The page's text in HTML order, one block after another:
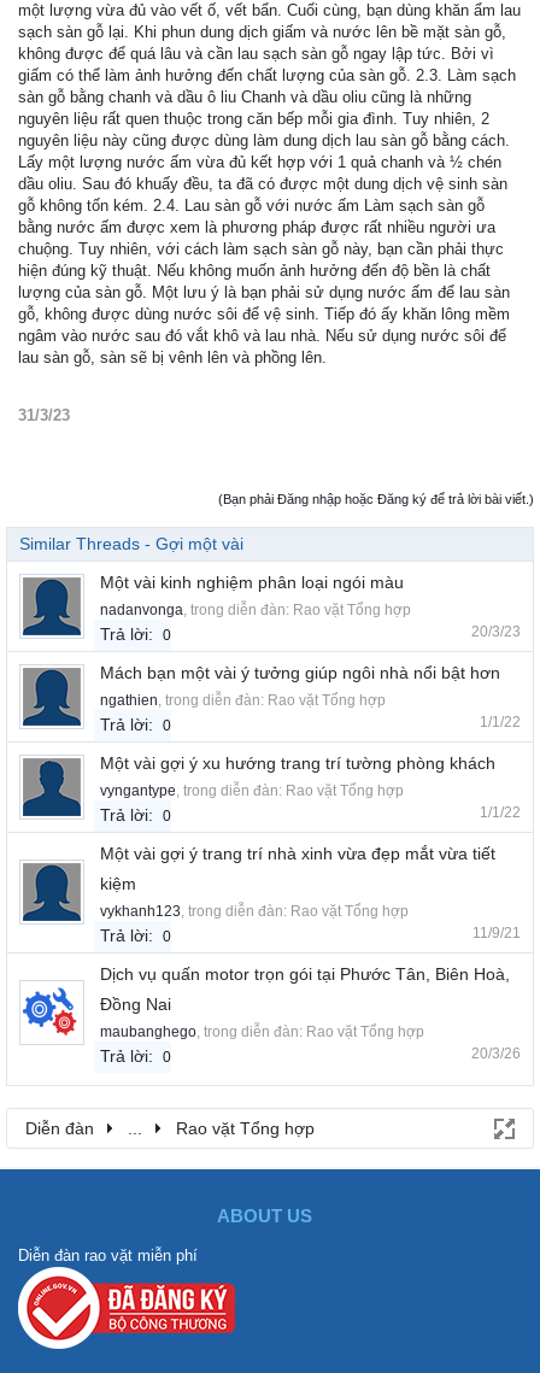
một lượng vừa đủ vào vết ố, vết bẩn. Cuối cùng, bạn dùng khăn ẩm lau
sạch sàn gỗ lại. Khi phun dung dịch giấm và nước lên bề mặt sàn gỗ,
không được để quá lâu và cần lau sạch sàn gỗ ngay lập tức. Bởi vì
giấm có thể làm ảnh hưởng đến chất lượng của sàn gỗ. 2.3. Làm sạch
sàn gỗ bằng chanh và dầu ô liu Chanh và dầu oliu cũng là những
nguyên liệu rất quen thuộc trong căn bếp mỗi gia đình. Tuy nhiên, 2
nguyên liệu này cũng được dùng làm dung dịch lau sàn gỗ bằng cách.
Lấy một lượng nước ấm vừa đủ kết hợp với 1 quả chanh và ½ chén
dầu oliu. Sau đó khuấy đều, ta đã có được một dung dịch vệ sinh sàn
gỗ không tốn kém. 2.4. Lau sàn gỗ với nước ấm Làm sạch sàn gỗ
bằng nước ấm được xem là phương pháp được rất nhiều người ưa
chuộng. Tuy nhiên, với cách làm sạch sàn gỗ này, bạn cần phải thực
hiện đúng kỹ thuật. Nếu không muốn ảnh hưởng đến độ bền là chất
lượng của sàn gỗ. Một lưu ý là bạn phải sử dụng nước ấm để lau sàn
gỗ, không được dùng nước sôi để vệ sinh. Tiếp đó ấy khăn lông mềm
ngâm vào nước sau đó vắt khô và lau nhà. Nếu sử dụng nước sôi để
lau sàn gỗ, sàn sẽ bị vênh lên và phồng lên.
31/3/23
(Bạn phải Đăng nhập hoặc Đăng ký để trả lời bài viết.)
Similar Threads - Gợi một vài
Một vài kinh nghiệm phân loại ngói màu
nadanvonga, trong diễn đàn: Rao vặt Tổng hợp
Trả lời: 0 20/3/23
Mách bạn một vài ý tưởng giúp ngôi nhà nổi bật hơn
ngathien, trong diễn đàn: Rao vặt Tổng hợp
Trả lời: 0 1/1/22
Một vài gợi ý xu hướng trang trí tường phòng khách
vyngantype, trong diễn đàn: Rao vặt Tổng hợp
Trả lời: 0 1/1/22
Một vài gợi ý trang trí nhà xinh vừa đẹp mắt vừa tiết
kiệm
vykhanh123, trong diễn đàn: Rao vặt Tổng hợp
Trả lời: 0 11/9/21
Dịch vụ quấn motor trọn gói tại Phước Tân, Biên Hoà,
Đồng Nai
maubanghego, trong diễn đàn: Rao vặt Tổng hợp
Trả lời: 0 20/3/26
Diễn đàn ... Rao vặt Tổng hợp
ABOUT US
Diễn đàn rao vặt miễn phí